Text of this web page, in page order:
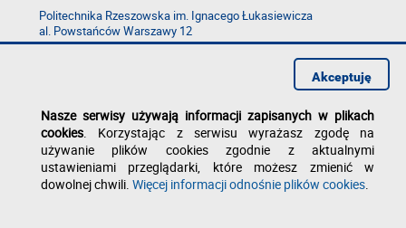
Politechnika Rzeszowska im. Ignacego Łukasiewicza
al. Powstańców Warszawy 12
35-029 Rzeszów
Deklaracja dostępności
Polityka prywatności
Zgłoś błąd na stronie
Nasze serwisy używają informacji zapisanych w plikach
cookies. Korzystając z serwisu wyrażasz zgodę na
używanie plików cookies zgodnie z aktualnymi
ustawieniami przeglądarki, które możesz zmienić w
dowolnej chwili. Więcej informacji odnośnie plików cookies.
Akceptuję